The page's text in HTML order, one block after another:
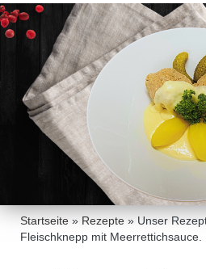
Startseite » Rezepte » Unser
Fleischknepp mit Meerrettichsauce.